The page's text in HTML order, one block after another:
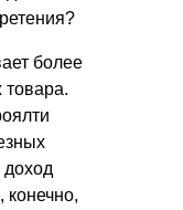
более
товара.